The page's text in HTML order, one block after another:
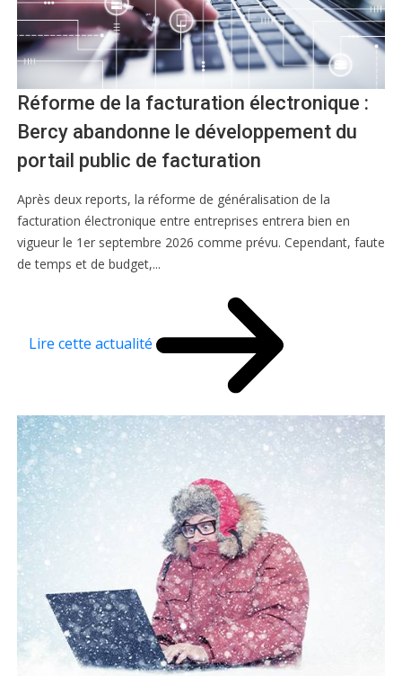
Réforme de la facturation électronique :
Bercy abandonne le développement du
portail public de facturation
Après deux reports, la réforme de généralisation de la
facturation électronique entre entreprises entrera bien en
vigueur le 1er septembre 2026 comme prévu. Cependant, faute
de temps et de budget,...
Lire cette actualité